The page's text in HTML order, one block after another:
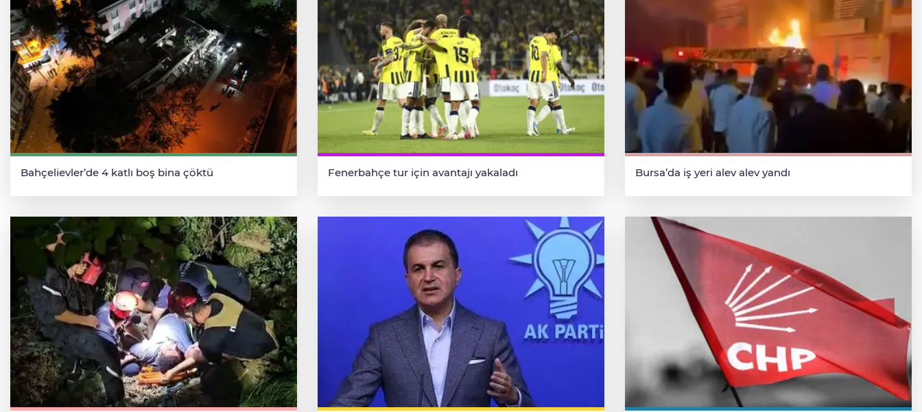
Bahçelievler’de 4 katlı boş bina çöktü Fenerbahçe tur için avantajı yakaladı Bursa’da iş yeri alev alev yandı